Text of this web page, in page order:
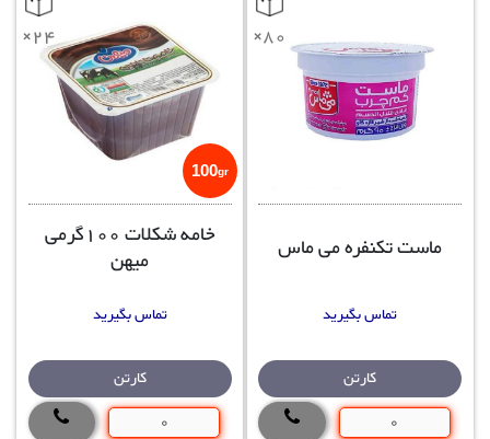
×80
ماست تکنفره می ماس
تماس بگیرید
کارتن
×24
100gr
خامه شکلات 100گرمی
میهن
تماس بگیرید
کارتن